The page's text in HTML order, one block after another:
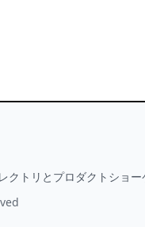
トリとプロダクトショ